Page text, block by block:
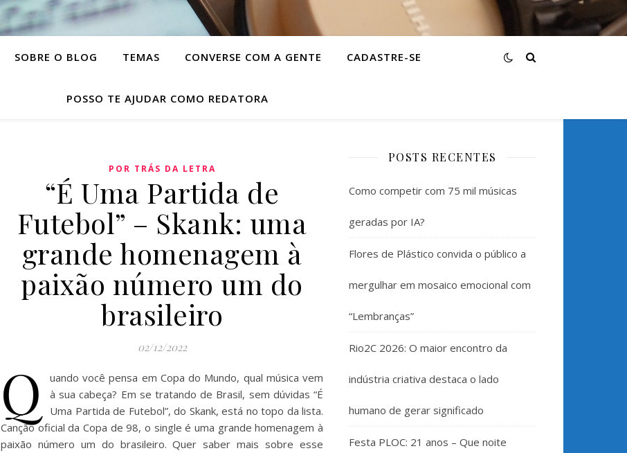
SOBRE O BLOG TEMAS CONVERSE COM A GENTE CADASTRE-SE
POSSO TE AJUDAR COMO REDATORA
POR TRÁS DA LETRA
“É Uma Partida de
Futebol” – Skank: uma
grande homenagem à
paixão número um do
brasileiro
02/12/2022
Q
uando você pensa em Copa do Mundo, qual música vem
à sua cabeça? Em se tratando de Brasil, sem dúvidas “É
Uma Partida de Futebol”, do Skank, está no topo da lista.
Canção oficial da Copa de 98, o single é uma grande homenagem à
paixão número um do brasileiro. Quer saber mais sobre esse
POSTS RECENTES
Como competir com 75 mil músicas
geradas por IA?
Flores de Plástico convida o público a
mergulhar em mosaico emocional com
“Lembranças”
Rio2C 2026: O maior encontro da
indústria criativa destaca o lado
humano de gerar significado
Festa PLOC: 21 anos – Que noite